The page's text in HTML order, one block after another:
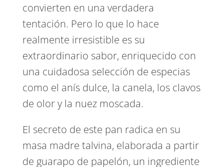
convierten en una verdadera
tentación. Pero lo que lo hace
realmente irresistible es su
extraordinario sabor, enriquecido con
una cuidadosa selección de especias
como el anís dulce, la canela, los clavos
de olor y la nuez moscada.
El secreto de este pan radica en su
masa madre talvina, elaborada a partir
de guarapo de papelón, un ingrediente